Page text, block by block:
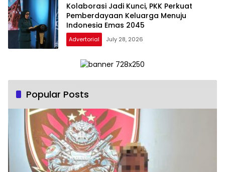
Kolaborasi Jadi Kunci, PKK Perkuat
Pemberdayaan Keluarga Menuju
Indonesia Emas 2045
Advertorial July 28, 2026
Popular Posts